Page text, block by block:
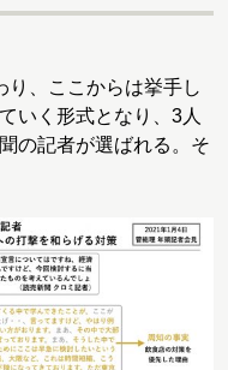
、ここからは挙手し
いく形式となり、3人
の記者が選ばれる。そ